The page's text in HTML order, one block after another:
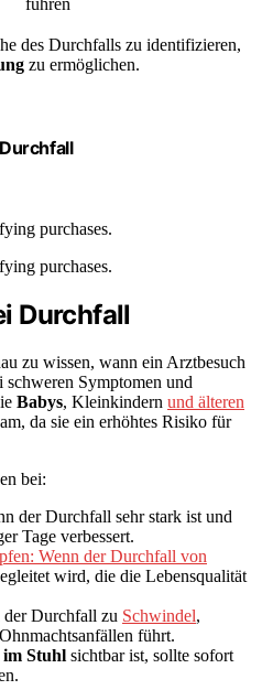
führen
des Durchfalls zu identifizieren,
zu ermöglichen.
purchases.
purchases.
Durchfall
zu wissen, wann ein Arztbesuch
schweren Symptomen und
Babys, Kleinkindern und älteren
da sie ein erhöhtes Risiko für
bei:
der Durchfall sehr stark ist und
Tage verbessert.
Wenn der Durchfall von
wird, die die Lebensqualität
der Durchfall zu Schwindel,
führt.
Stuhl sichtbar ist, sollte sofort